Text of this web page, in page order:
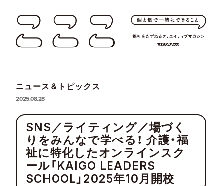
ニュース＆トピックス
2025.08.28
SNS／ライティング／場づく
りをみんなで学べる！ 介護・福
祉に特化したオンラインスク
ール「KAIGO LEADERS
SCHOOL」2025年10月開校